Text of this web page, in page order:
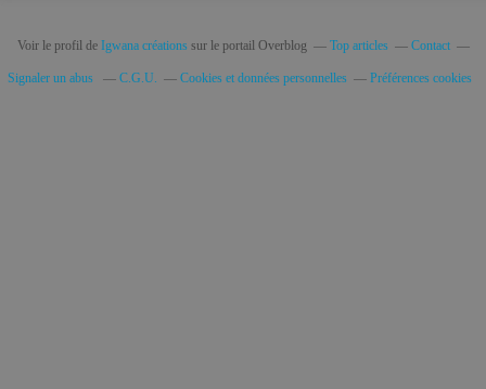
Voir le profil de Igwana créationssur le portail Overblog Top articles Contact
Signaler un abus C.G.U. Cookies et données personnelles Préférences cookies